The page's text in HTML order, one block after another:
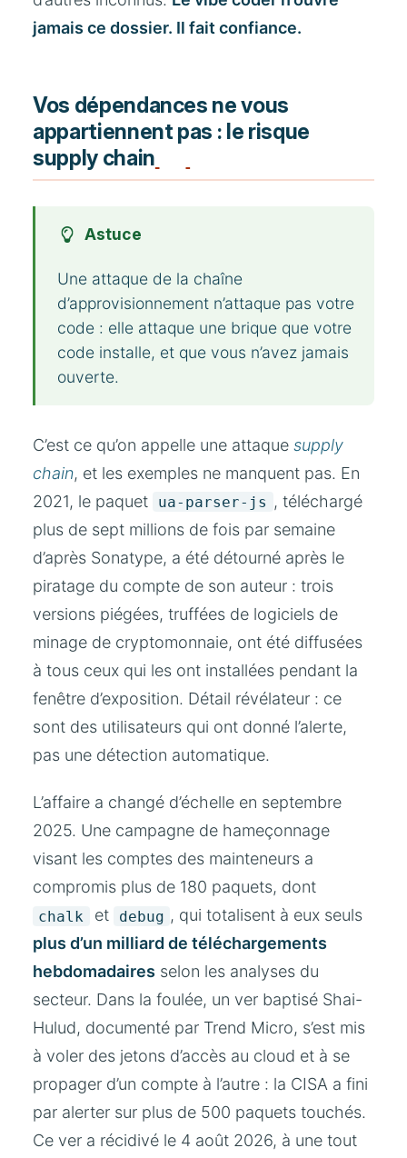
jamais ce dossier. Il fait confiance.
Vos dépendances ne vous
appartiennent pas : le risque
supply chain
Astuce
Une attaque de la chaîne
d’approvisionnement n’attaque pas votre
code : elle attaque une brique que votre
code installe, et que vous n’avez jamais
ouverte.
C’est ce qu’on appelle une attaque supply
chain, et les exemples ne manquent pas. En
2021, le paquet
ua-parser-js , téléchargé
plus de sept millions de fois par semaine
d’après Sonatype, a été détourné après le
piratage du compte de son auteur : trois
versions piégées, truffées de logiciels de
minage de cryptomonnaie, ont été diffusées
à tous ceux qui les ont installées pendant la
fenêtre d’exposition. Détail révélateur : ce
sont des utilisateurs qui ont donné l’alerte,
pas une détection automatique.
L’affaire a changé d’échelle en septembre
2025. Une campagne de hameçonnage
visant les comptes des mainteneurs a
compromis plus de 180 paquets, dont
chalk et debug , qui totalisent à eux seuls
plus d’un milliard de téléchargements
hebdomadaires selon les analyses du
secteur. Dans la foulée, un ver baptisé Shai-
Hulud, documenté par Trend Micro, s’est mis
à voler des jetons d’accès au cloud et à se
propager d’un compte à l’autre : la CISA a fini
par alerter sur plus de 500 paquets touchés.
Ce ver a récidivé le 4 août 2026, à une tout